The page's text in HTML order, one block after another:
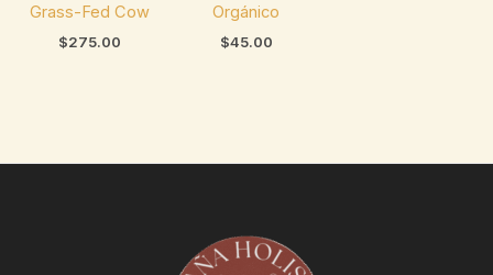
Grass-Fed Cow
$275.00
Orgánico
$45.00